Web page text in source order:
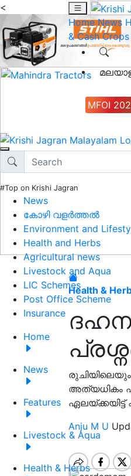
<
Home News
& Cash Crops
MFOI
#Top on Krishi Jagran
News
കോഴി വളർത്തൽ
Environment and
Health and Herbs
Agricultural news
Livestock and Aqua
LIC Schemes
Post Office Scheme
Insurance
Home
News
Features
Livestock & Aqua
Health & Herbs
Health &
അത്യധികം
Anju M U